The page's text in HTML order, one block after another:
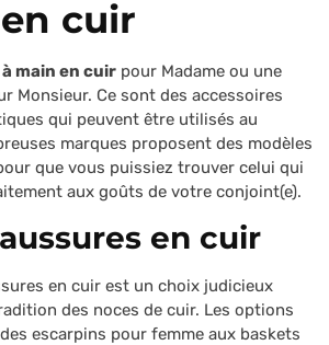
cuir
main en cuir pour Madame ou une
Monsieur. Ce sont des accessoires
qui peuvent être utilisés au
marques proposent des modèles
que vous puissiez trouver celui qui
aux goûts de votre conjoint(e).
en cuir
en cuir est un choix judicieux
des noces de cuir. Les options
escarpins pour femme aux baskets